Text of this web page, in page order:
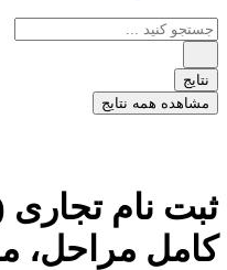
جستجو
...
نتایج
مشاهده همه نتایج
ثبت نام تجاری
کامل مراحل،